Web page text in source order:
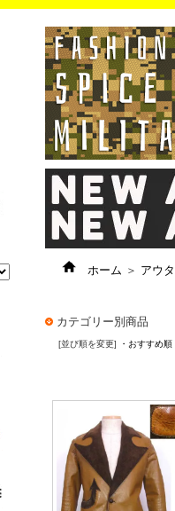
/スニーカー
・プリントTシャツ
・バンド/ツアー
・キャラクター
・Nike/adidas/スポーツ
・チャンピオン
・サーフ/スケート
・ボーダー/総柄/無地
・フットボール/リンガー
・タンクトップ/NBA・ポロシャツ
・半袖シャツ
・アロハ/サーフ/ボーリ
・ラル
・無地
・ワー
ン
・ネル
ホーム ＞ アウ
カテゴリー別商品
[並び順を変更] ・おすすめ順